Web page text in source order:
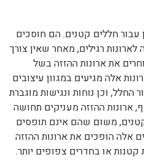
עבור חללים קטנים. הם חוסכים
רגילים, מאחר שאין צורך
את ארונות ההזזה בשל
אלה מגיעים במגוון עיצובים
וכן נוחות ונגישות מוגברת
ארונות ההזזה מעניקים תחושה
משום שהם אינם תופסים
אלה הופכים את ארונות ההזזה
קטנות או בחדרים צפופים יותר.